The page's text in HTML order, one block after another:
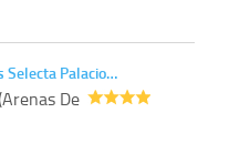
Selecta Palacio…
De